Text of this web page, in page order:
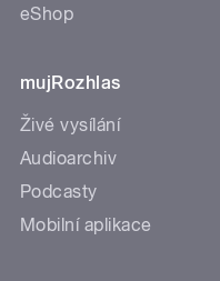
eShop
mujRozhlas
Živé vysílání
Audioarchiv
Podcasty
Mobilní aplikace